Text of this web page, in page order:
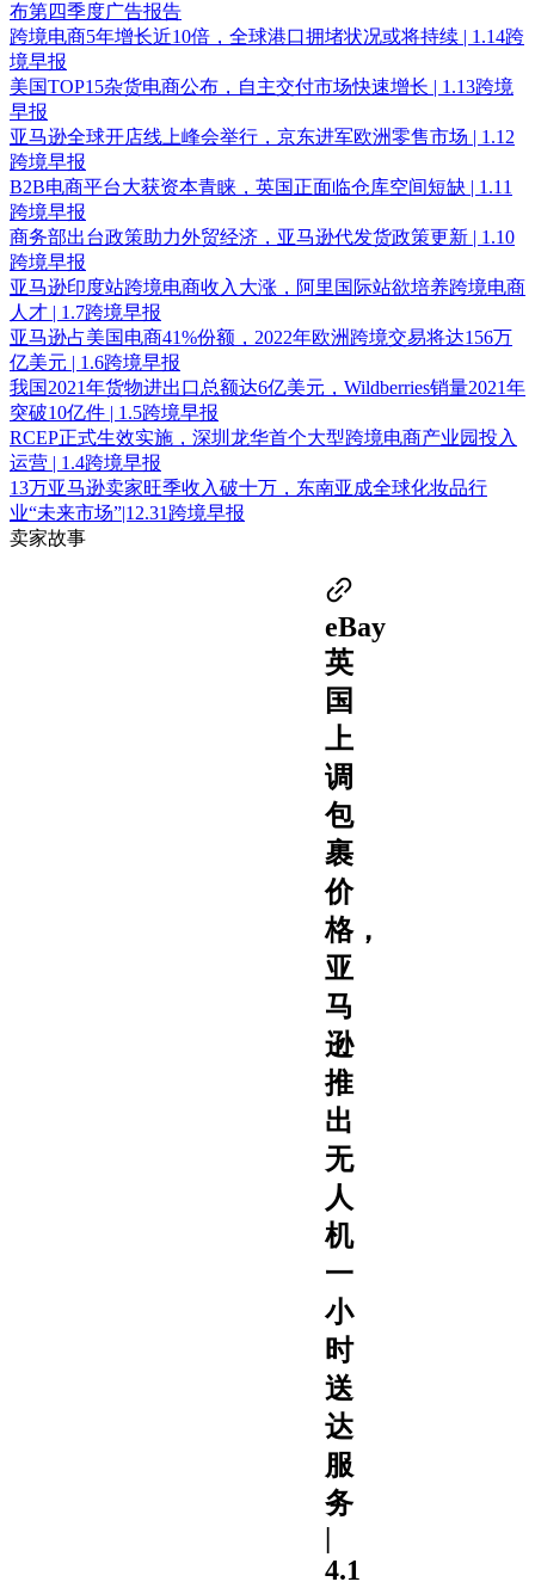
布第四季度广告报告
跨境电商5年增长近10倍，全球港口拥堵状况或将持续 | 1.14跨
境早报
美国TOP15杂货电商公布，自主交付市场快速增长 | 1.13跨境
早报
亚马逊全球开店线上峰会举行，京东进军欧洲零售市场 | 1.12
跨境早报
B2B电商平台大获资本青睐，英国正面临仓库空间短缺 | 1.11
跨境早报
商务部出台政策助力外贸经济，亚马逊代发货政策更新 | 1.10
跨境早报
亚马逊印度站跨境电商收入大涨，阿里国际站欲培养跨境电商
人才 | 1.7跨境早报
亚马逊占美国电商41%份额，2022年欧洲跨境交易将达156万
亿美元 | 1.6跨境早报
我国2021年货物进出口总额达6亿美元，Wildberries销量2021年
突破10亿件 | 1.5跨境早报
RCEP正式生效实施，深圳龙华首个大型跨境电商产业园投入
运营 | 1.4跨境早报
13万亚马逊卖家旺季收入破十万，东南亚成全球化妆品行
业“未来市场”|12.31跨境早报
卖家故事
eBay
英
国
上
调
包
裹
价
格，
亚
马
逊
推
出
无
人
机
一
小
时
送
达
服
务
|
4.1